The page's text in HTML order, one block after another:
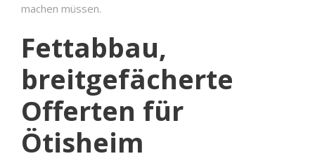
machen müssen.
Fettabbau,
breitgefächerte
Offerten für
Ötisheim